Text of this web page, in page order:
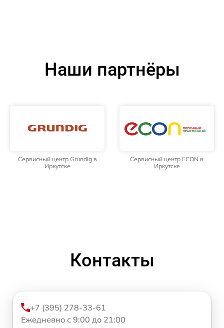
Наши партнёры
Сервисный центр Grundig в
Иркутске
Сервисный центр ECON в
Иркутске
Контакты
+7 (395) 278-33-61
Ежедневно с 9:00 до 21:00